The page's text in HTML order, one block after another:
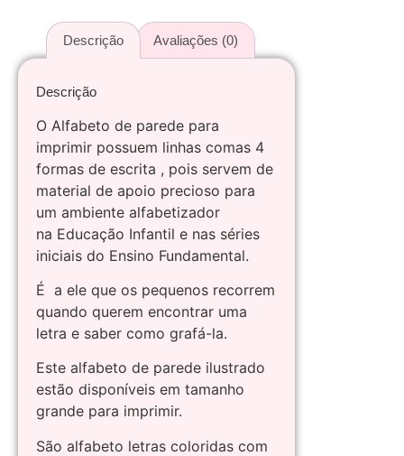
Descrição Avaliações (0)
Descrição
O Alfabeto de parede para
imprimir possuem linhas comas 4
formas de escrita , pois servem de
material de apoio precioso para
um ambiente alfabetizador
na Educação Infantil e nas séries
iniciais do Ensino Fundamental.
É a ele que os pequenos recorrem
quando querem encontrar uma
letra e saber como grafá-la.
Este alfabeto de parede ilustrado
estão disponíveis em tamanho
grande para imprimir.
São alfabeto letras coloridas com